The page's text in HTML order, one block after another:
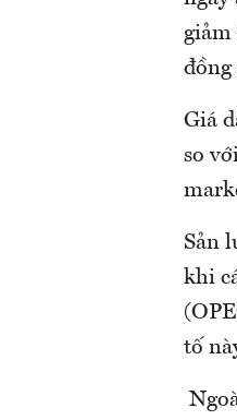
giảm
đồng
Giá
so
Sản
khi
tố